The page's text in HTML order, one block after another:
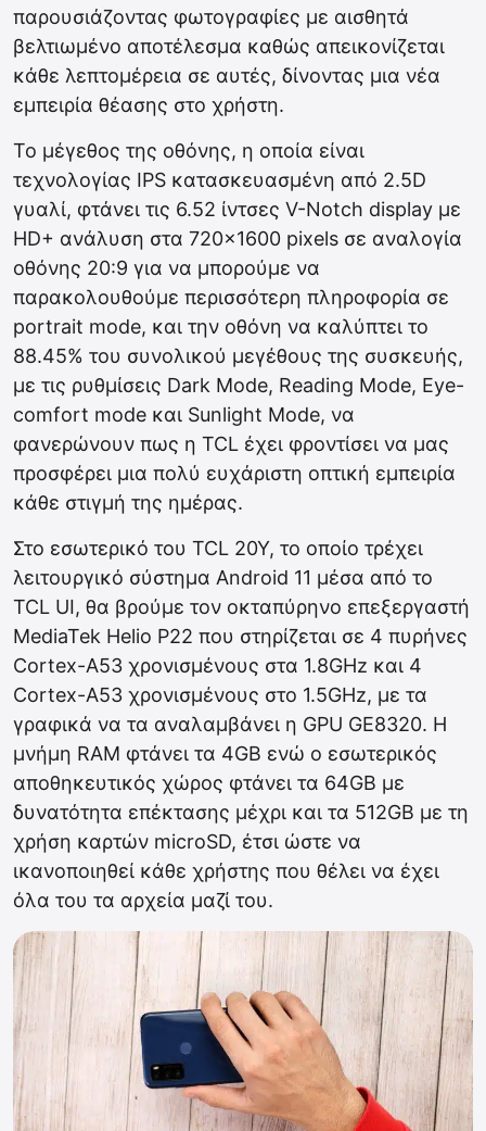
παρουσιάζοντας φωτογραφίες με αισθητά
βελτιωμένο αποτέλεσμα καθώς απεικονίζεται
κάθε λεπτομέρεια σε αυτές, δίνοντας μια νέα
εμπειρία θέασης στο χρήστη.
Το μέγεθος της οθόνης, η οποία είναι
τεχνολογίας IPS κατασκευασμένη από 2.5D
γυαλί, φτάνει τις 6.52 ίντσες V-Notch display με
HD+ ανάλυση στα 720×1600 pixels σε αναλογία
οθόνης 20:9 για να μπορούμε να
παρακολουθούμε περισσότερη πληροφορία σε
portrait mode, και την οθόνη να καλύπτει το
88.45% του συνολικού μεγέθους της συσκευής,
με τις ρυθμίσεις Dark Mode, Reading Mode, Eye-
comfort mode και Sunlight Mode, να
φανερώνουν πως η TCL έχει φροντίσει να μας
προσφέρει μια πολύ ευχάριστη οπτική εμπειρία
κάθε στιγμή της ημέρας.
Στο εσωτερικό του TCL 20Y, το οποίο τρέχει
λειτουργικό σύστημα Android 11 μέσα από το
TCL UI, θα βρούμε τον οκταπύρηνο επεξεργαστή
MediaTek Helio P22 που στηρίζεται σε 4 πυρήνες
Cortex-A53 χρονισμένους στα 1.8GHz και 4
Cortex-A53 χρονισμένους στο 1.5GHz, με τα
γραφικά να τα αναλαμβάνει η GPU GE8320. Η
μνήμη RAM φτάνει τα 4GB ενώ ο εσωτερικός
αποθηκευτικός χώρος φτάνει τα 64GB με
δυνατότητα επέκτασης μέχρι και τα 512GB με τη
χρήση καρτών microSD, έτσι ώστε να
ικανοποιηθεί κάθε χρήστης που θέλει να έχει
όλα του τα αρχεία μαζί του.